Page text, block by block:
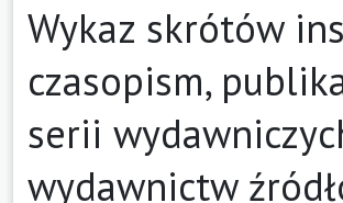
Wykaz skrótów
czasopism,
serii
wydawnictw